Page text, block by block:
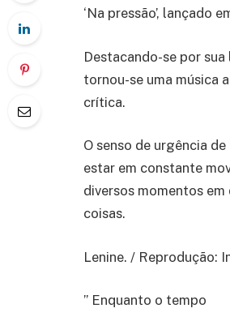
‘Na pressão’, lançado
Destacando-se por sua
tornou-se uma música
crítica.
O senso de urgência
estar em constante
diversos momentos
coisas.
Lenine. / Reprodução:
” Enquanto o tempo